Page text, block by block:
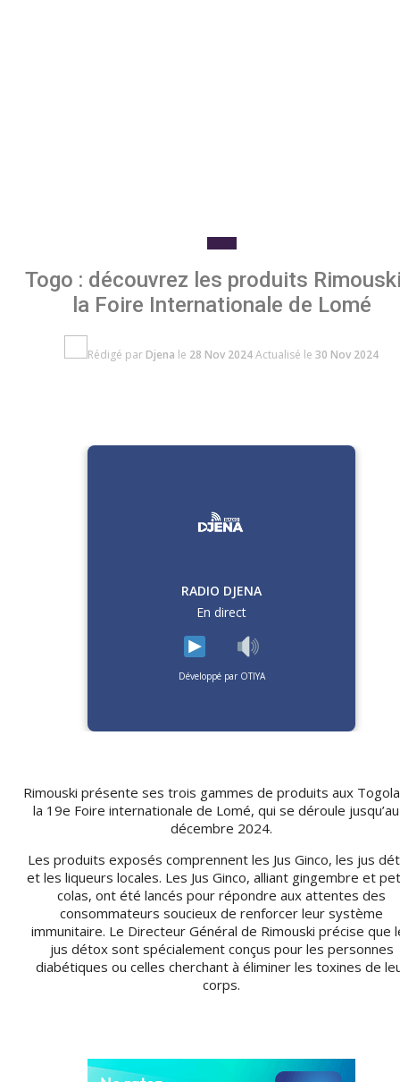
Togo : découvrez les produits
la Foire Internationale de Lomé
Rédigé par Djena le 28 Nov 2024Actualisé le 30 Nov 2024
RADIO DJENA
En direct
Développé par OTIYA
Rimouski présente ses trois gammes de produits aux
la 19e Foire internationale de Lomé, qui se déroule
décembre 2024.
Les produits exposés comprennent les Jus Ginco, les jus
et les liqueurs locales. Les Jus Ginco, alliant gingembre et
colas, ont été lancés pour répondre aux attentes des
consommateurs soucieux de renforcer leur système
immunitaire. Le Directeur Général de Rimouski précise que
jus détox sont spécialement conçus pour les personnes
diabétiques ou celles cherchant à éliminer les toxines de
corps.